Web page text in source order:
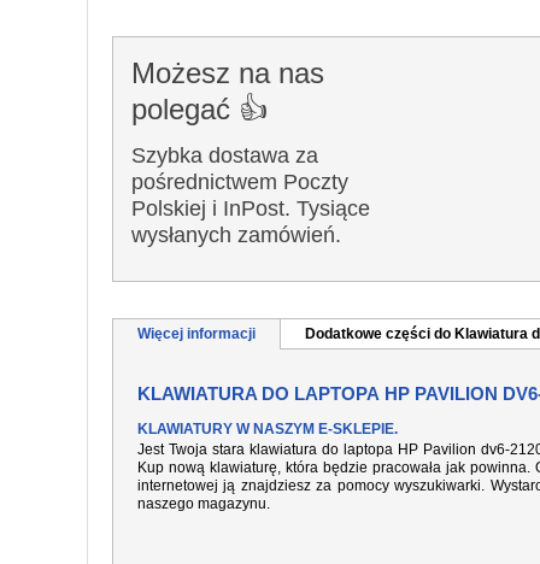
Możesz na nas
polegać 👍
Szybka dostawa za
pośrednictwem Poczty
Polskiej i InPost. Tysiące
wysłanych zamówień.
Więcej informacji Dodatkowe części do Klawiatura
KLAWIATURA DO LAPTOPA HP PAVILION
KLAWIATURY W NASZYM E-SKLEPIE.
Jest Twoja stara klawiatura do laptopa HP Pavilion dv6-
Kup nową klawiaturę, która będzie pracowała jak
internetowej ją znajdziesz za pomocy wyszukiwarki.
naszego magazynu.